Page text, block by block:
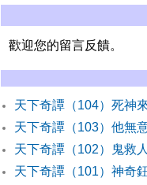
歡迎您的留言反饋。
天下奇譚（104）死神
天下奇譚（103）他無
天下奇譚（102）鬼救人
天下奇譚（101）神奇